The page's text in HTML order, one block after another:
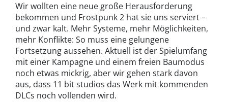
Wir wollten eine neue große Herausforderung
bekommen und Frostpunk 2 hat sie uns serviert –
und zwar kalt. Mehr Systeme, mehr Möglichkeiten,
mehr Konflikte: So muss eine gelungene
Fortsetzung aussehen. Aktuell ist der Spielumfang
mit einer Kampagne und einem freien Baumodus
noch etwas mickrig, aber wir gehen stark davon
aus, dass 11 bit studios das Werk mit kommenden
DLCs noch vollenden wird.